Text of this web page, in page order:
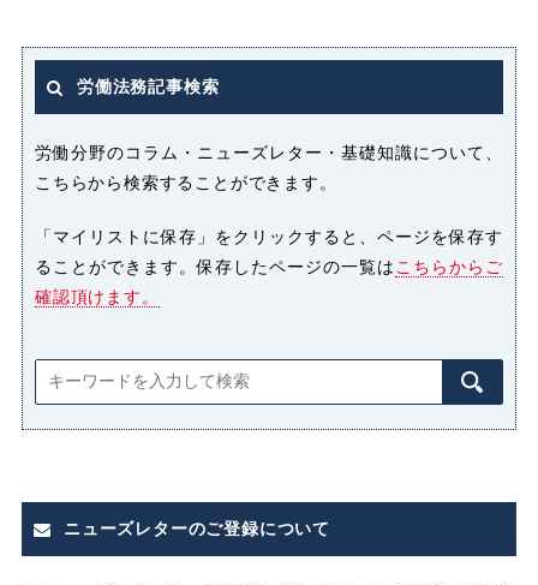
ラ）
パワーハラスメント（パワハラ）
マタニティハラスメント（マタハ
ラ）
みなし みなし割増賃金
労働法務記事検索
労働分野のコラム・ニューズレター・基礎知識について、
こちらから検索することができます。
「マイリストに保存」をクリックすると、ページを保存す
ることができます。保存したページの一覧は こちらからご
確認頂けます。
ニューズレターのご登録について